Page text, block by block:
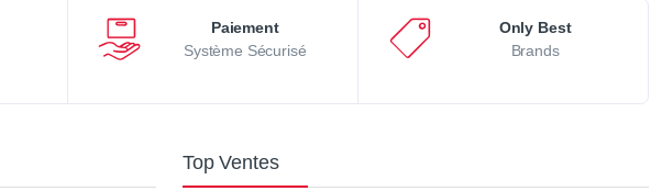
Paiement
Système Sécurisé
Only Best
Brands
Top Ventes